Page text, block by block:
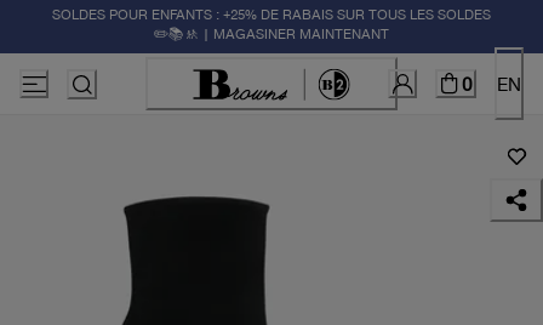
SOLDES POUR ENFANTS : +25% DE RABAIS SUR TOUS LES SOLDES
✏️📚🚸 | MAGASINER MAINTENANT
0 EN